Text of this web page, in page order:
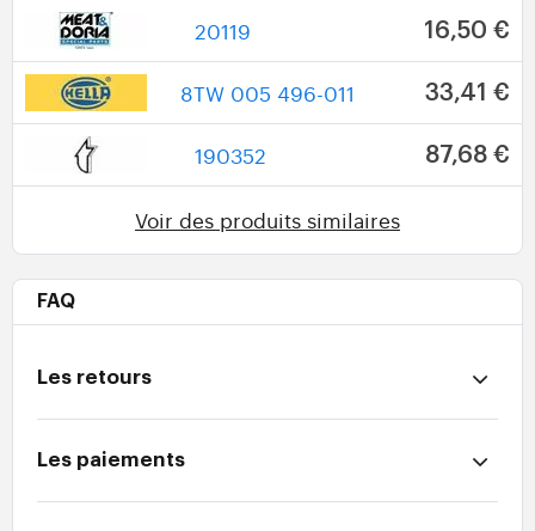
20119 16,50 €
8TW 005 496-011 33,41 €
190352 87,68 €
Voir des produits similaires
FAQ
Les retours
Les paiements